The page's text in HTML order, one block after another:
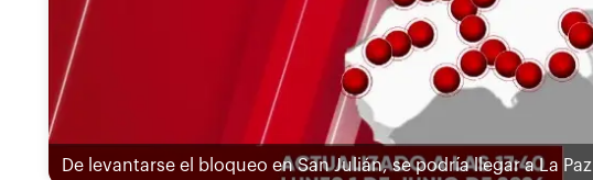
De levantarse el bloqueo en San Julián, se podría llegar a La Paz